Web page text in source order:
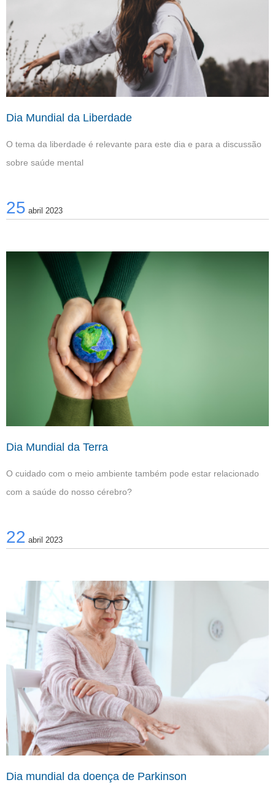
Dia Mundial da Liberdade
O tema da liberdade é relevante para este dia e para a discussão
sobre saúde mental
25 abril 2023
Dia Mundial da Terra
O cuidado com o meio ambiente também pode estar relacionado
com a saúde do nosso cérebro?
22 abril 2023
Dia mundial da doença de Parkinson